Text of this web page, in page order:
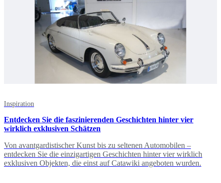
Inspiration
Entdecken Sie die faszinierenden Geschichten hinter vier
wirklich exklusiven Schätzen
Von avantgardistischer Kunst bis zu seltenen Automobilen –
entdecken Sie die einzigartigen Geschichten hinter vier wirklich
exklusiven Objekten, die einst auf Catawiki angeboten wurden.